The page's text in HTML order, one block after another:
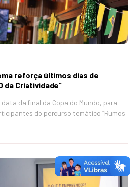
reforça últimos dias de
da Criatividade”
da final da Copa do Mundo, para
do percurso temático “Rumos